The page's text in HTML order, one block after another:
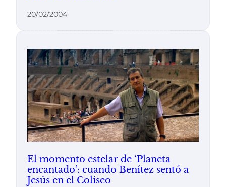
20/02/2004
El momento estelar de ‘Planeta
encantado’: cuando Benítez sentó a
Jesús en el Coliseo